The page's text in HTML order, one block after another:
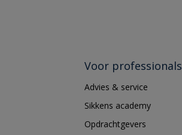
Voor professionals
Advies & service
Sikkens academy
Opdrachtgevers